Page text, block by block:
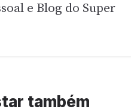
e Blog do Super
também